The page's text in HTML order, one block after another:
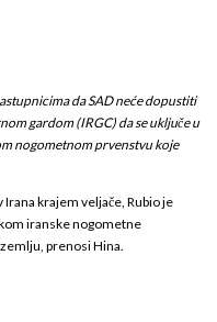
da SAD neće dopustiti
gardom (IRGC) da se uključe u
nogometnom prvenstvu koje
krajem veljače, Rubio je
iranske nogometne
prenosi Hina.